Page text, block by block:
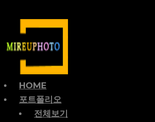
HOME
포트폴리오
전체보기